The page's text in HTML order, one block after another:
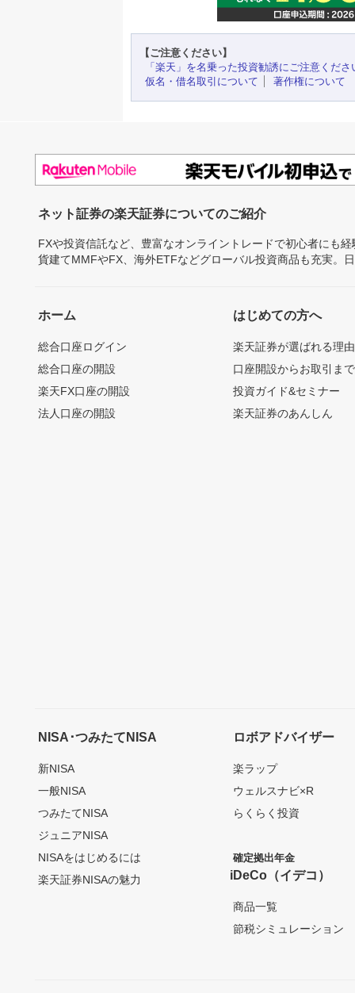
【ご注意ください】
「楽天」を名乗った投資勧誘にご注意くださ
仮名・借名取引について
著作権について
ネット証券の楽天証券についてのご紹介
FXや投資信託など、豊富なオンライントレードで初心者にも
貨建てMMFやFX、海外ETFなどグローバル投資商品も充実。
ホーム
総合口座ログイン
総合口座の開設
楽天FX口座の開設
法人口座の開設
はじめての方へ
楽天証券が選ばれる理由
口座開設からお取引ま
投資ガイド&セミナー
楽天証券のあんしん
NISA･つみたてNISA
新NISA
一般NISA
つみたてNISA
ジュニアNISA
NISAをはじめるには
楽天証券NISAの魅力
ロボアドバイザー
楽ラップ
ウェルスナビ×R
らくらく投資
確定拠出年金
iDeCo（イデコ）
商品一覧
節税シミュレーション